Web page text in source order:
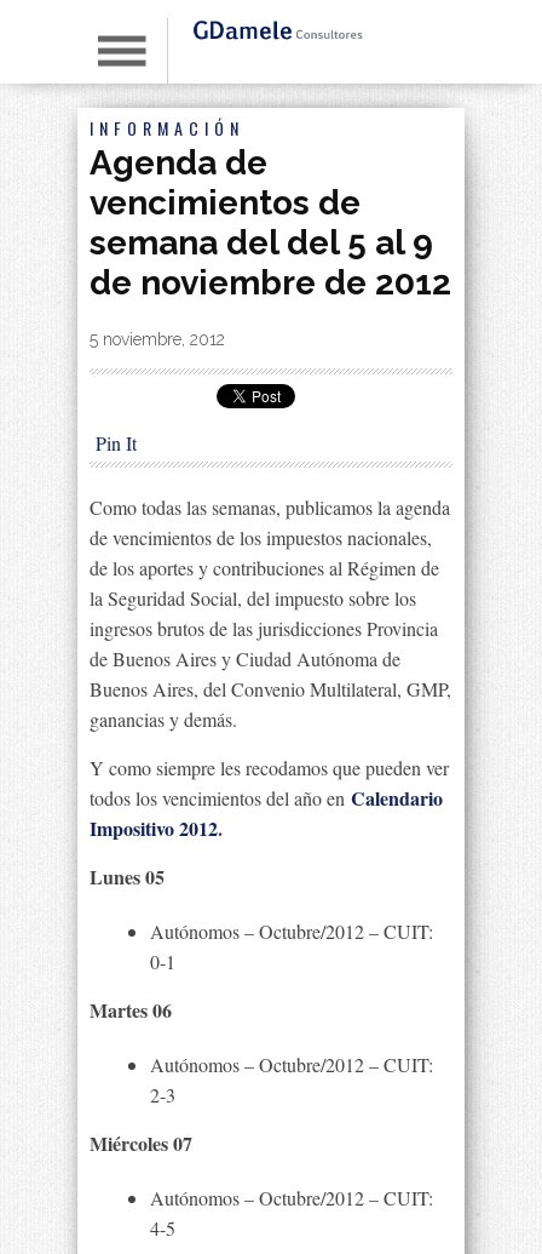
INFORMACIÓN
Agenda de
vencimientos de
semana del del 5 al 9
de noviembre de 2012
By|
5 noviembre, 2012
Pin It
Como todas las semanas, publicamos la agenda
de vencimientos de los impuestos nacionales,
de los aportes y contribuciones al Régimen de
la Seguridad Social, del impuesto sobre los
ingresos brutos de las jurisdicciones Provincia
de Buenos Aires y Ciudad Autónoma de
Buenos Aires, del Convenio Multilateral, GMP,
ganancias y demás.
Y como siempre les recodamos que pueden ver
todos los vencimientos del año en Calendario
Impositivo 2012.
Lunes 05
Autónomos – Octubre/2012 – CUIT:
0-1
Martes 06
Autónomos – Octubre/2012 – CUIT:
2-3
Miércoles 07
Autónomos – Octubre/2012 – CUIT:
4-5